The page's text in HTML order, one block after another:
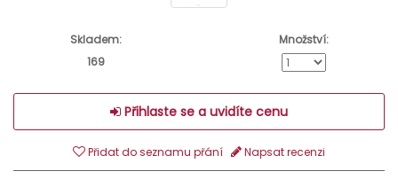
Skladem:
169
Množství:
Přihlaste se a uvidíte cenu
Přidat do seznamu přání Napsat recenzi